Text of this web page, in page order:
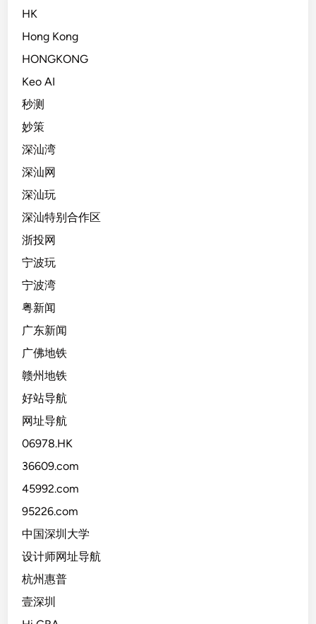
HK
Hong Kong
HONGKONG
Keo AI
秒测
妙策
深汕湾
深汕网
深汕玩
深汕特别合作区
浙投网
宁波玩
宁波湾
粤新闻
广东新闻
广佛地铁
赣州地铁
好站导航
网址导航
06978.HK
36609.com
45992.com
95226.com
中国深圳大学
设计师网址导航
杭州惠普
壹深圳